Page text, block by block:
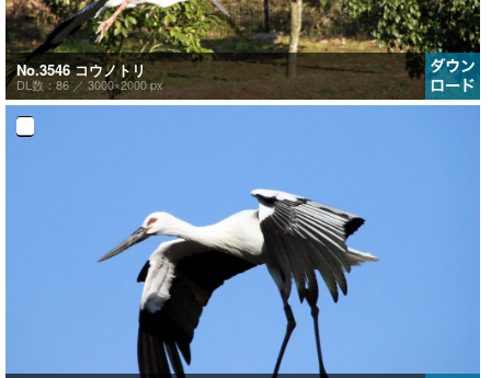
No.3546 コウノトリ
DL数：86 ／ 3000×2000 px